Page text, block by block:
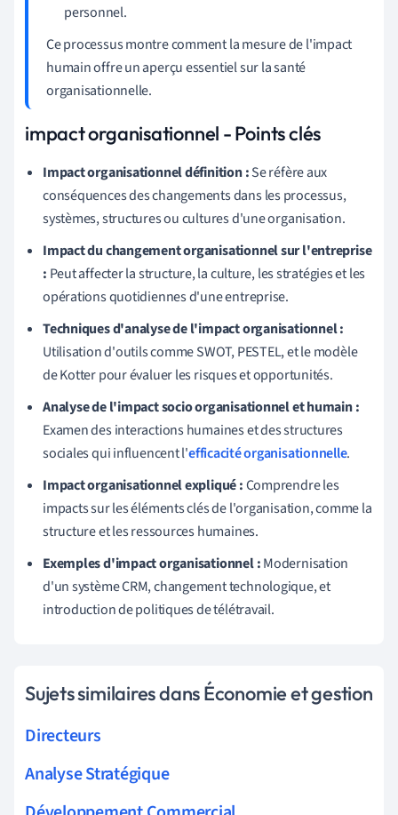
personnel.
Ce processus montre comment la mesure de l'impact
humain offre un aperçu essentiel sur la santé
organisationnelle.
impact organisationnel - Points clés
Impact organisationnel définition :Se réfère aux
conséquences des changements dans les processus,
systèmes, structures ou cultures d'une organisation.
Impact du changement organisationnel sur l'entreprise
: Peut affecter la structure, la culture, les stratégies et les
opérations quotidiennes d'une entreprise.
Techniques d'analyse de l'impact organisationnel :
Utilisation d'outils comme SWOT, PESTEL, et le modèle
de Kotter pour évaluer les risques et opportunités.
Analyse de l'impact socio organisationnel et humain :
Examen des interactions humaines et des structures
sociales qui influencent l'efficacité organisationnelle.
Impact organisationnel expliqué :Comprendre les
impacts sur les éléments clés de l'organisation, comme la
structure et les ressources humaines.
Exemples d'impact organisationnel :Modernisation
d'un système CRM, changement technologique, et
introduction de politiques de télétravail.
Sujets similaires dans Économie et gestion
Directeurs
Analyse Stratégique